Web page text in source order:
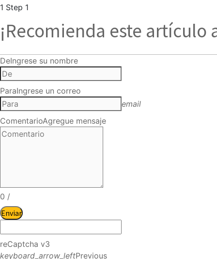
1 Step 1
¡Recomienda este artículo
DeIngrese su nombre
ParaIngrese un correo
email
ComentarioAgregue mensaje
0 /
Enviar
reCaptcha v3
keyboard_arrow_leftPrevious